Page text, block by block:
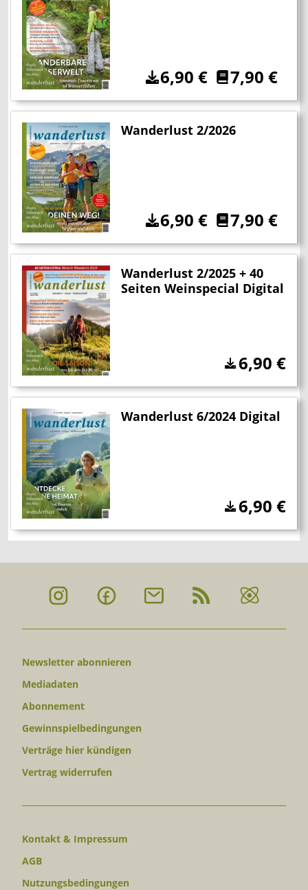
6,90 € 7,90 €
Wanderlust 2/2026
6,90 € 7,90 €
Wanderlust 2/2025 + 40
Seiten Weinspecial Digital
6,90 €
Wanderlust 6/2024 Digital
6,90 €
Newsletter abonnieren
Mediadaten
Abonnement
Gewinnspielbedingungen
Verträge hier kündigen
Vertrag widerrufen
Kontakt & Impressum
AGB
Nutzungsbedingungen